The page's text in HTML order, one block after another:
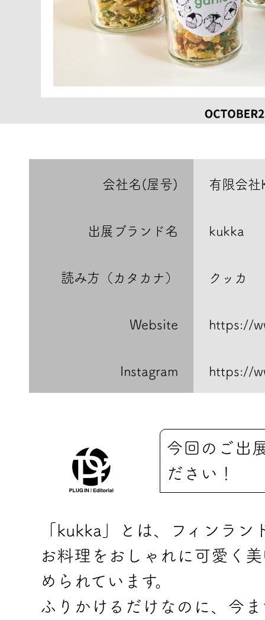
会社名(屋号) 有限会
出展ブランド名 kukka
読み方（カタカナ） クッカ
Website https://
Instagram https://
今回のご出
ださい！
「kukka」とは、フィンラ
お料理をおしゃれに可愛く
められています。
ふりかけるだけなのに、今